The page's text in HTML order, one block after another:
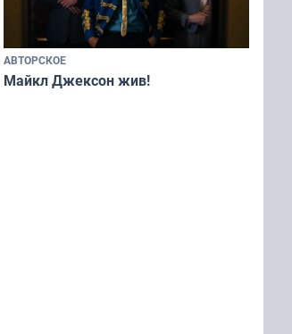
АВТОРСКОЕ
Майкл Джексон жив!